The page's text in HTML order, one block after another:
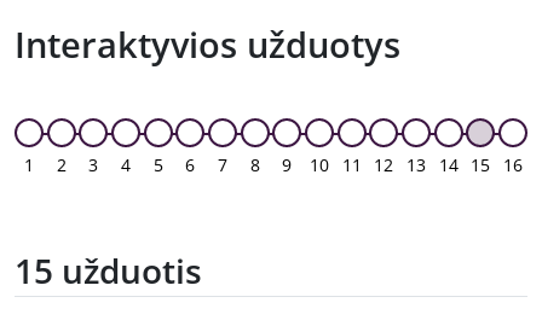
Interaktyvios užduotys
1 2 3 4 5 6 7 8 9 10 11 12 13 14 15 16
15 užduotis